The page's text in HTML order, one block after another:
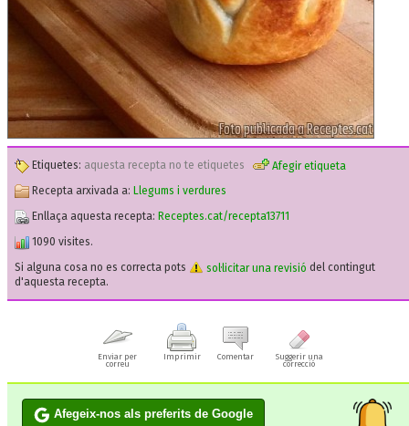
Etiquetes: aquesta recepta no te etiquetes
Afegir etiqueta
Recepta arxivada a: Llegums i verdures
Enllaça aquesta recepta: Receptes.cat/recepta13711
1090 visites.
Si alguna cosa no es correcta pots
sol·licitar una revisió del contingut
d'aquesta recepta.
Enviar per
correu
Imprimir Comentar
Suggerir una
correcció
Afegeix-nos als preferits de Google